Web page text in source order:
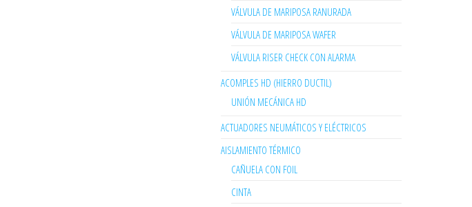
VÁLVULA DE MARIPOSA RANURADA
VÁLVULA DE MARIPOSA WAFER
VÁLVULA RISER CHECK CON ALARMA
ACOMPLES HD (HIERRO DUCTIL)
UNIÓN MECÁNICA HD
ACTUADORES NEUMÁTICOS Y ELÉCTRICOS
AISLAMIENTO TÉRMICO
CAÑUELA CON FOIL
CINTA